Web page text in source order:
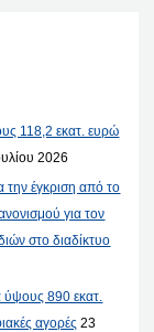
118,2 εκατ. ευρώ
2026
την έγκριση από το
για τον
στο διαδίκτυο
ύψους 890 εκατ.
αγορές 23